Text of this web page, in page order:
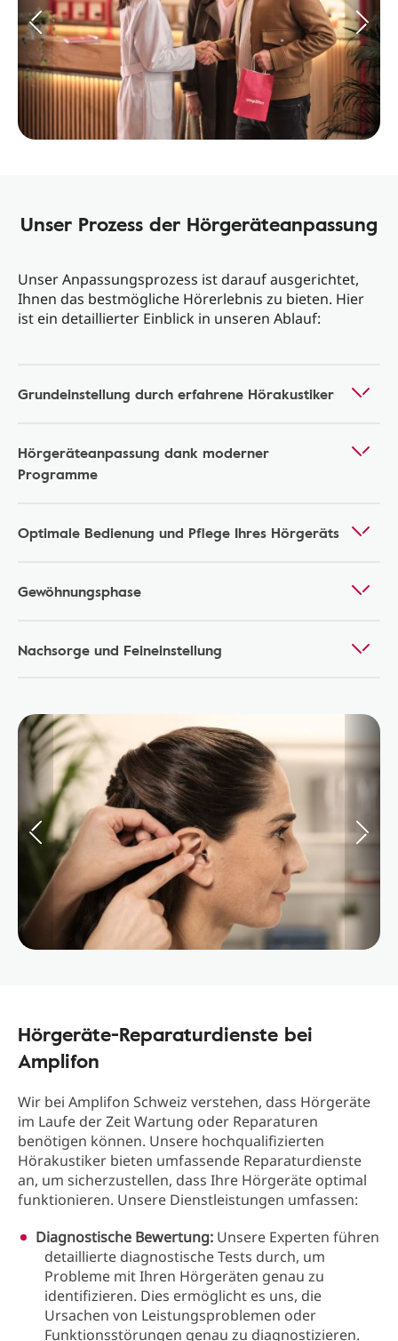
Unser Prozess der Hörgeräteanpassung
Unser Anpassungsprozess ist darauf ausgerichtet,
Ihnen das bestmögliche Hörerlebnis zu bieten. Hier
ist ein detaillierter Einblick in unseren Ablauf:
Grundeinstellung durch erfahrene Hörakustiker
Hörgeräteanpassung dank moderner
Programme
Optimale Bedienung und Pflege Ihres Hörgeräts
Gewöhnungsphase
Nachsorge und Feineinstellung
Hörgeräte-Reparaturdienste bei
Amplifon
Wir bei Amplifon Schweiz verstehen, dass Hörgeräte
im Laufe der Zeit Wartung oder Reparaturen
benötigen können. Unsere hochqualifizierten
Hörakustiker bieten umfassende Reparaturdienste
an, um sicherzustellen, dass Ihre Hörgeräte optimal
funktionieren. Unsere Dienstleistungen umfassen:
Diagnostische Bewertung: Unsere Experten führen
detaillierte diagnostische Tests durch, um
Probleme mit Ihren Hörgeräten genau zu
identifizieren. Dies ermöglicht es uns, die
Ursachen von Leistungsproblemen oder
Funktionsstörungen genau zu diagnostizieren.